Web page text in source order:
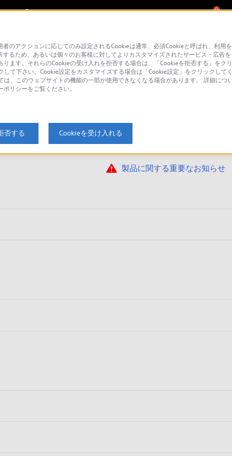
0
製品に関する重要なお知らせ
のアクションに応じてのみ設定されるCookieは通常、必須Cookieと呼ばれ、利用を
るため、あるいは個々のお客様に対してよりカスタマイズされたサービス・広告を
ます。それらのCookieの受け入れを拒否する場合は、「Cookieを拒否する」をクリ
て下さい。Cookie設定をカスタマイズする場合は「Cookie設定」をクリックしてく
、このウェブサイトの機能の一部が使用できなくなる場合があります。 詳細につ
リシーをご覧ください。
否する Cookieを受け入れる